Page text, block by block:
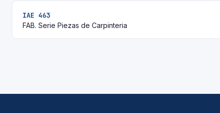
IAE 463
FAB. Serie Piezas de Carpinteria